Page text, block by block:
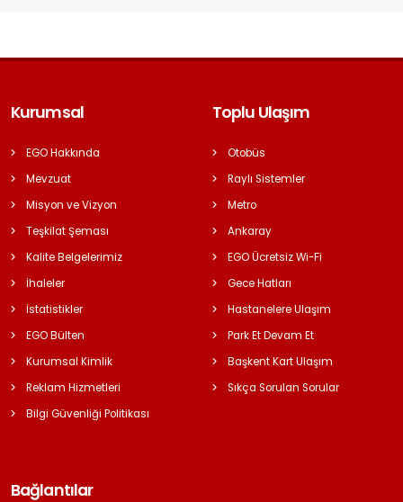
Kurumsal
EGO Hakkında
Mevzuat
Misyon ve Vizyon
Teşkilat Şeması
Kalite Belgelerimiz
İhaleler
İstatistikler
EGO Bülten
Kurumsal Kimlik
Reklam Hizmetleri
Bilgi Güvenliği Politikası
Toplu Ulaşım
Otobüs
Raylı Sistemler
Metro
Ankaray
EGO Ücretsiz Wi-Fi
Gece Hatları
Hastanelere Ulaşım
Park Et Devam Et
Başkent Kart Ulaşım
Sıkça Sorulan Sorular
Bağlantılar